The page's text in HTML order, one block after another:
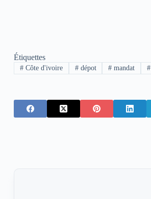
Étiquettes
#Côte d'ivoire #dépot # mandat #